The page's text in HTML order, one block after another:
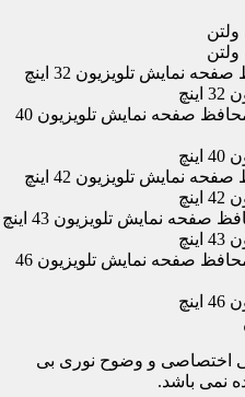
نمایش تلویزیون 32 اینچ
قیمت و خرید اینترنتی انواع محافظ صفحه نمایش تلویزیون 40
نمایش تلویزیون 42 اینچ
نمایش تلویزیون 43 اینچ
قیمت و خرید اینترنتی انواع محافظ صفحه نمایش تلویزیون 46
اختصاصی و وضوح نوری بی
نمی باشد.